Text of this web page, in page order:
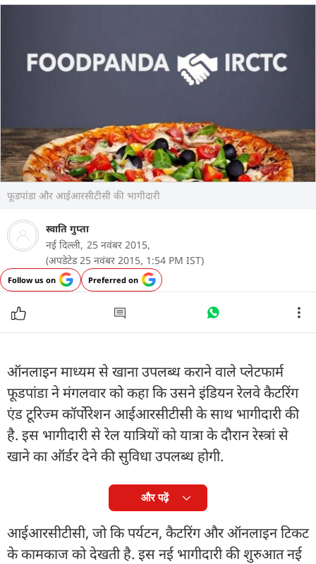
फूडपांडा और आईआरसीटीसी की भागीदारी
स्वाति गुप्ता
नई दिल्ली, 25 नवंबर 2015,
(अपडेटेड 25 नवंबर 2015, 1:54 PM IST)
Follow us on Preferred on
ऑनलाइन माध्यम से खाना उपलब्ध कराने वाले प्लेटफार्म
फूडपांडा ने मंगलवार को कहा कि उसने इंडियन रेलवे कैटरिंग
एंड टूरिज्म कॉर्पोरेशन आईआरसीटीसी के साथ भागीदारी की
है. इस भागीदारी से रेल यात्रियों को यात्रा के दौरान रेस्त्रां से
खाने का ऑर्डर देने की सुविधा उपलब्ध होगी.
और पढ़ें
आईआरसीटीसी, जो कि पर्यटन, कैटरिंग और ऑनलाइन टिकट
के कामकाज को देखती है. इस नई भागीदारी की शुरुआत नई